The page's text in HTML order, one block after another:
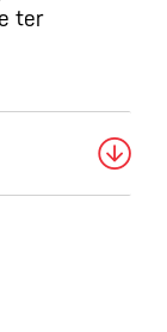
ter